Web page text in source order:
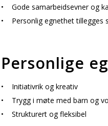
• Gode samarbeidsevner og
• Personlig egnethet tillegges
Personlige
• Initiativrik og kreativ
• Trygg i møte med barn og
• Strukturert og fleksibel